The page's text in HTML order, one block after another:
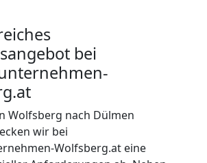
bei
Wolfsberg nach Dülmen
wir bei
Wolfsberg.at eine